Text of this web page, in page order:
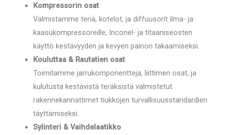
Kompressorin osat
Valmistamme teriä, kotelot, ja diffuusorit ilma- ja
kaasukompressoreille, Inconel- ja titaaniseosten
käyttö kestävyyden ja kevyen painon takaamiseksi.
Kouluttaa & Rautatien osat
Toimitamme jarrukomponentteja, liittimen osat, ja
kulutusta kestävistä teräksistä valmistetut
rakennekannattimet tiukkojen turvallisuusstandardien
täyttämiseksi.
Sylinteri & Vaihdelaatikko